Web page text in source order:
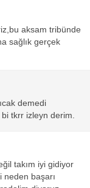
aksam tribünde
sağlık gerçek
demedi
bi tkrr izleyn derim.
takım iyi gidiyor
neden başarı